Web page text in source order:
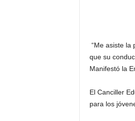
“Me asiste la
que su
Manifestó la
El Canciller
para los